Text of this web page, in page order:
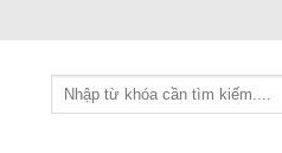
Tìm
kiếm: